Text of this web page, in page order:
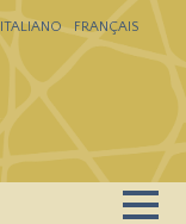
ITALIANO
FRANÇAIS